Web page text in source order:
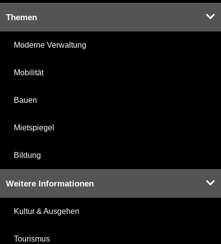
Themen
Moderne Verwaltung
Mobilität
Bauen
Mietspiegel
Bildung
Weitere Informationen
Kultur & Ausgehen
Tourismus